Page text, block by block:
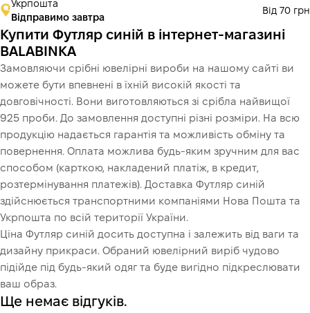
Укрпошта
Відправимо завтра
Від 70 грн
Купити Футляр синій в інтернет-магазині
BALABINKA
Замовляючи срібні ювелірні вироби на нашому сайті ви
можете бути впевнені в їхній високій якості та
довговічності. Вони виготовляються зі срібла найвищої
925 проби. До замовлення доступні різні розміри. На всю
продукцію надається гарантія та можливість обміну та
повернення. Оплата можлива будь-яким зручним для вас
способом (карткою, накладений платіж, в кредит,
розтермінування платежів). Доставка Футляр синій
здійснюється транспортними компаніями Нова Пошта та
Укрпошта по всій території України.
Ціна Футляр синій досить доступна і залежить від ваги та
дизайну прикраси. Обраний ювелірний виріб чудово
підійде під будь-який одяг та буде вигідно підкреслювати
ваш образ.
Ще немає відгуків.